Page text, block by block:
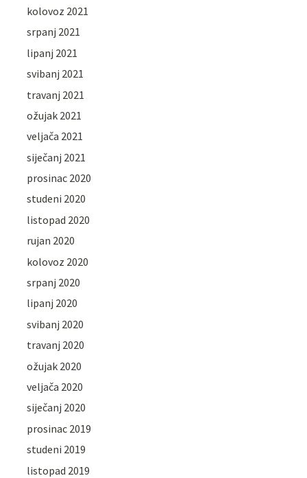
kolovoz 2021
srpanj 2021
lipanj 2021
svibanj 2021
travanj 2021
ožujak 2021
veljača 2021
siječanj 2021
prosinac 2020
studeni 2020
listopad 2020
rujan 2020
kolovoz 2020
srpanj 2020
lipanj 2020
svibanj 2020
travanj 2020
ožujak 2020
veljača 2020
siječanj 2020
prosinac 2019
studeni 2019
listopad 2019